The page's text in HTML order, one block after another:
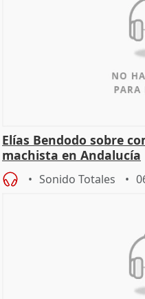
Elías Bendodo sobre
machista en Andalucía
Sonido Totales